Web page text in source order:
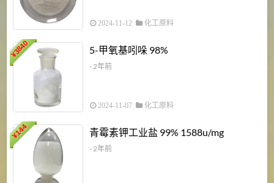
2024-11-12 化工原料
¥
3840 5-甲氧基吲哚 98%
- 2年前
2024-11-07 化工原料
¥
144 青霉素钾工业盐 99% 1588u/mg
- 2年前